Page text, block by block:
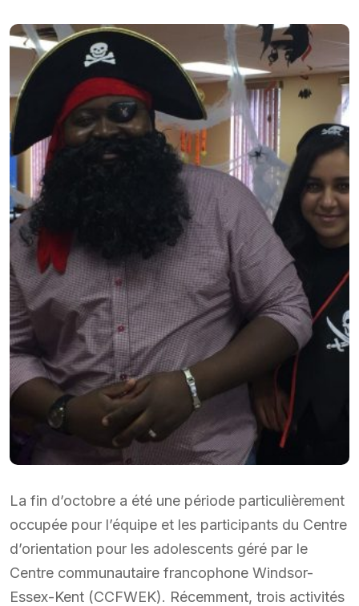
La fin d’octobre a été une période particulièrement
occupée pour l’équipe et les participants du Centre
d’orientation pour les adolescents géré par le
Centre communautaire francophone Windsor-
Essex-Kent (CCFWEK). Récemment, trois activités